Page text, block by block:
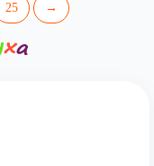
25 →